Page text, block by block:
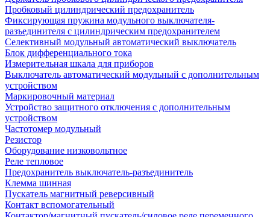
Пробковый цилиндрический предохранитель
Фиксирующая пружина модульного выключателя-
разъединителя с цилиндрическим предохранителем
Селективный модульный автоматический выключатель
Блок дифференциального тока
Измерительная шкала для приборов
Выключатель автоматический модульный с дополнительным
устройством
Маркировочный материал
Устройство защитного отключения с дополнительным
устройством
Частотомер модульный
Резистор
Оборудование низковольтное
Реле тепловое
Предохранитель выключатель-разъединитель
Клемма шинная
Пускатель магнитный реверсивный
Контакт вспомогательный